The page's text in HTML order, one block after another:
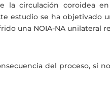
la circulación coroidea
estudio se ha objetivado
una NOIA-NA unilateral
del proceso, si